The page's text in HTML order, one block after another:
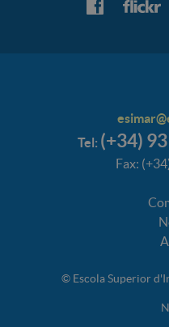
Tel: (+34)
Fax:
© Escola Superior